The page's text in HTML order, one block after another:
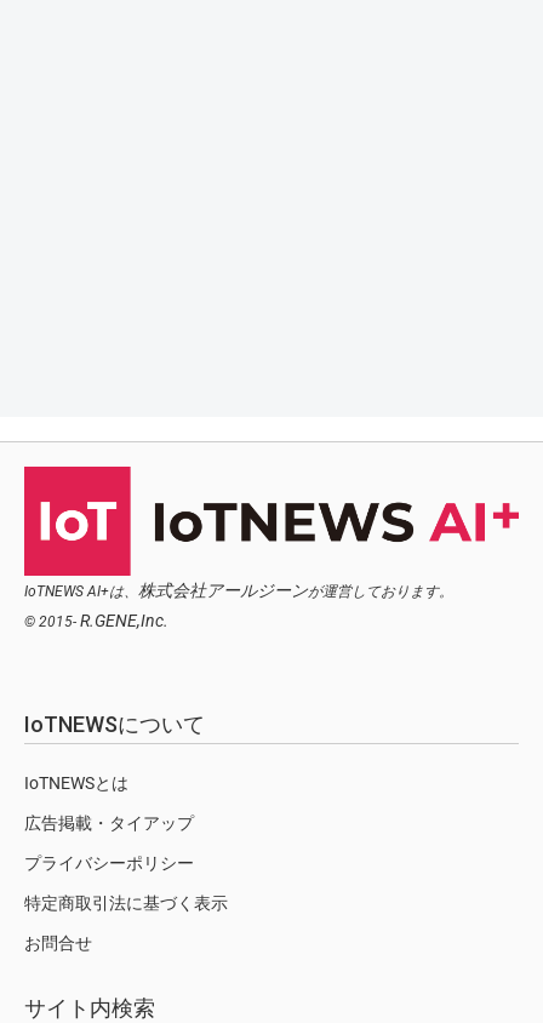
IoTNEWS AI+は、 株式会社アールジーンが運営しております。
© 2015- R.GENE,Inc.
IoTNEWSについて
IoTNEWSとは
広告掲載・タイアップ
プライバシーポリシー
特定商取引法に基づく表示
お問合せ
サイト内検索